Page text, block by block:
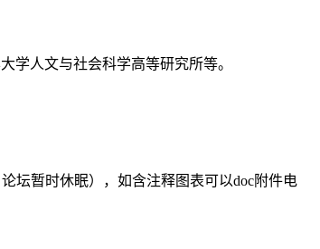
学人文与社会科学高等研究所等。
坛暂时休眠），如含注释图表可以doc附件电